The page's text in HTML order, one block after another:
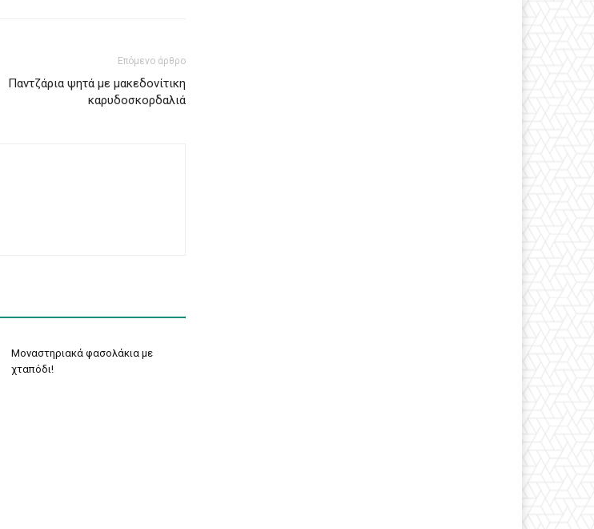
Επόμενο άρθρο
Παντζάρια ψητά με μακεδονίτικη
καρυδοσκορδαλιά
Μοναστηριακά φασολάκια με
χταπόδι!